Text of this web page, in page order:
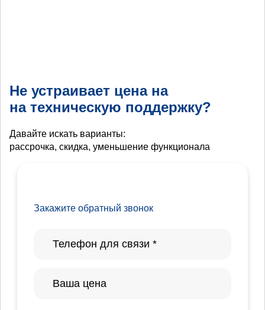
Не устраивает цена на
на техническую поддержку?
Давайте искать варианты:
рассрочка, скидка, уменьшение функционала
Закажите обратный звонок